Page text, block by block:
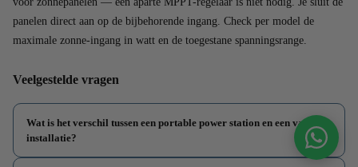
panelen direct aan op de bijbehorende ingang. Check per model de
maximale zonne-ingang in watt en de toegestane spanningsrange.
Veelgestelde vragen
Wat is het verschil tussen een portable power station en een vaste
installatie?